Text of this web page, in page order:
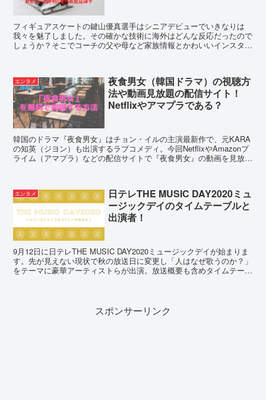
フィギュアスケートの鍵山優真選手はシニアデビューでいきなりは
我々を魅了しました。その確かな技術に海外はどんな反応だったので
しょうか？そこでコーチの父や母など家族情報とかわいいインスタも
エンタメ
夜食男女（韓国ドラマ）の視聴方
法や動画見放題の配信サイト！
Netflixやアマプラである？
韓国のドラマ『夜食男女』はチョン・イルの主演最新作で、元KARA
の知英（ジヨン）も出演するラブコメディ。今回NetflixやAmazonプ
ライム（アマプラ）などの配信サイトで『夜食男女』の動画を見放題
エンタメ
日テレTHE MUSIC DAY2020ミュ
ージックデイのタイムテーブルと
出演者！
9月12日に日テレTHE MUSIC DAY2020ミュージックデイが始まりま
す。先が見えない現状で秋の放送日に変更し「人はなぜ歌うのか？」
をテーマに豪華アーティストらが出演。放送概要も含めタイムテーブ
スポンサーリンク